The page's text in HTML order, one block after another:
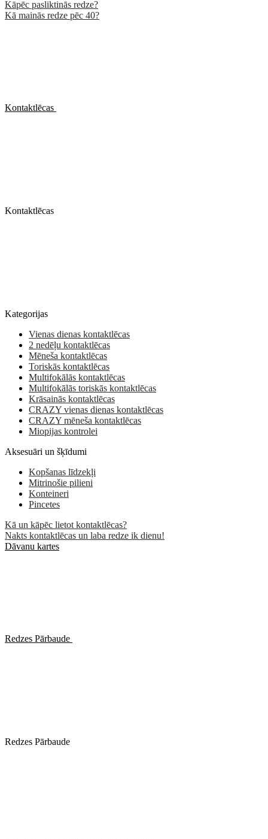
Kāpēc pasliktinās redze?
Kā mainās redze pēc 40?
Kontaktlēcas
Kontaktlēcas
Kategorijas
Vienas dienas kontaktlēcas
2 nedēļu kontaktlēcas
Mēneša kontaktlēcas
Toriskās kontaktlēcas
Multifokālās kontaktlēcas
Multifokālās toriskās kontaktlēcas
Krāsainās kontaktlēcas
CRAZY vienas dienas kontaktlēcas
CRAZY mēneša kontaktlēcas
Miopijas kontrolei
Aksesuāri un šķīdumi
Kopšanas līdzekļi
Mitrinošie pilieni
Konteineri
Pincetes
Kā un kāpēc lietot kontaktlēcas?
Nakts kontaktlēcas un laba redze ik dienu!
Dāvanu kartes
Redzes Pārbaude
Redzes Pārbaude